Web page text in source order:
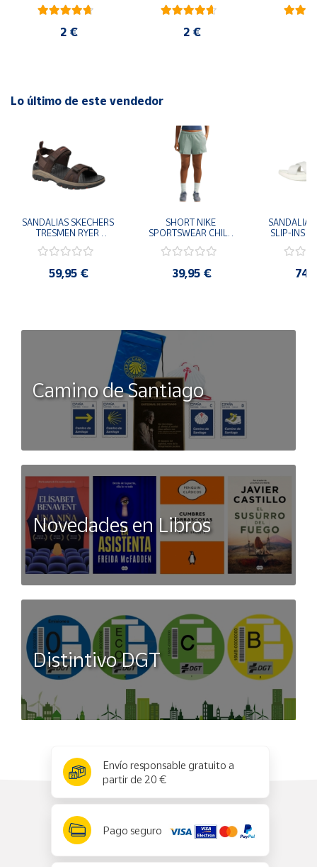
2 € 2 €
Lo último de este vendedor
SANDALIAS SKECHERS
TRESMEN RYER
205112-CHOC
COMODAS
59,95 €
SHORT NIKE
SPORTSWEAR CHILL
006 PANTALONES
39,95 €
SANDALIAS
SLIP-INS
Camino de Santiago
Novedades en Libros
Distintivo DGT
Envío responsable gratuito a
partir de 20 €
Pago seguro